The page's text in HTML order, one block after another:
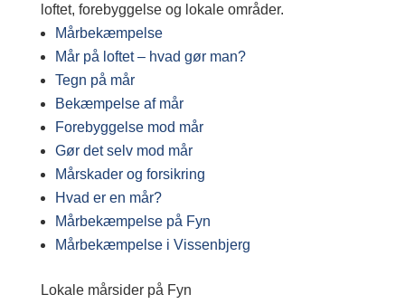
loftet, forebyggelse og lokale områder.
Mårbekæmpelse
Mår på loftet – hvad gør man?
Tegn på mår
Bekæmpelse af mår
Forebyggelse mod mår
Gør det selv mod mår
Mårskader og forsikring
Hvad er en mår?
Mårbekæmpelse på Fyn
Mårbekæmpelse i Vissenbjerg
Lokale mårsider på Fyn